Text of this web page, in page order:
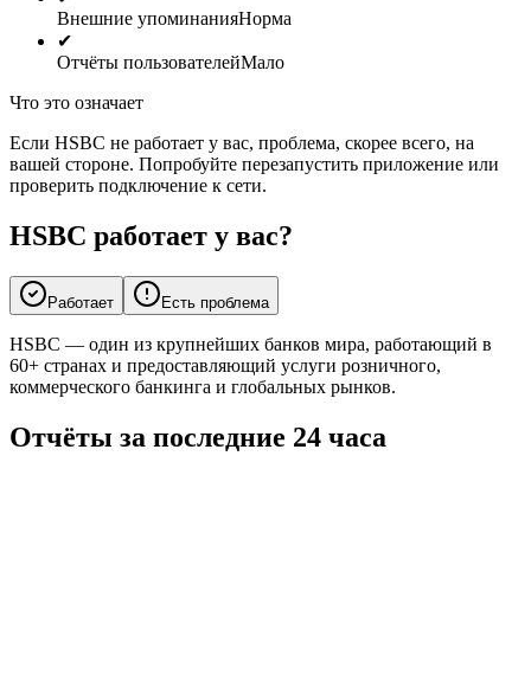
Внешние упоминанияНорма
✔
Отчёты пользователейМало
Что это означает
Если HSBC не работает у вас, проблема, скорее всего, на
вашей стороне. Попробуйте перезапустить приложение или
проверить подключение к сети.
HSBC работает у вас?
Работает Есть проблема
HSBC — один из крупнейших банков мира, работающий в
60+ странах и предоставляющий услуги розничного,
коммерческого банкинга и глобальных рынков.
Отчёты за последние 24 часа